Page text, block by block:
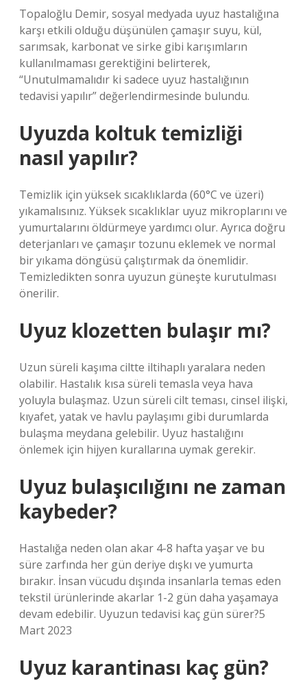
Topaloğlu Demir, sosyal medyada uyuz hastalığına
karşı etkili olduğu düşünülen çamaşır suyu, kül,
sarımsak, karbonat ve sirke gibi karışımların
kullanılmaması gerektiğini belirterek,
“Unutulmamalıdır ki sadece uyuz hastalığının
tedavisi yapılır” değerlendirmesinde bulundu.
Uyuzda koltuk temizliği
nasıl yapılır?
Temizlik için yüksek sıcaklıklarda (60°C ve üzeri)
yıkamalısınız. Yüksek sıcaklıklar uyuz mikroplarını ve
yumurtalarını öldürmeye yardımcı olur. Ayrıca doğru
deterjanları ve çamaşır tozunu eklemek ve normal
bir yıkama döngüsü çalıştırmak da önemlidir.
Temizledikten sonra uyuzun güneşte kurutulması
önerilir.
Uyuz klozetten bulaşır mı?
Uzun süreli kaşıma ciltte iltihaplı yaralara neden
olabilir. Hastalık kısa süreli temasla veya hava
yoluyla bulaşmaz. Uzun süreli cilt teması, cinsel ilişki,
kıyafet, yatak ve havlu paylaşımı gibi durumlarda
bulaşma meydana gelebilir. Uyuz hastalığını
önlemek için hijyen kurallarına uymak gerekir.
Uyuz bulaşıcılığını ne zaman
kaybeder?
Hastalığa neden olan akar 4-8 hafta yaşar ve bu
süre zarfında her gün deriye dışkı ve yumurta
bırakır. İnsan vücudu dışında insanlarla temas eden
tekstil ürünlerinde akarlar 1-2 gün daha yaşamaya
devam edebilir. Uyuzun tedavisi kaç gün sürer?5
Mart 2023
Uyuz karantinası kaç gün?